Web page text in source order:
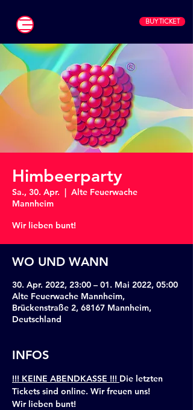
BUY TICKET
Himbeerparty
Sa., 30. Apr.
  |
Alte Feuerwache
Mannheim
Wir lieben bunt!
WO UND WANN
30. Apr. 2022, 23:00 – 01. Mai 2022, 05:00
Alte Feuerwache Mannheim,
Brückenstraße 2, 68167 Mannheim,
Deutschland
INFOS
!!! KEINE ABENDKASSE !!! Die letzten
Tickets sind online. Wir freuen uns!
Wir lieben bunt!